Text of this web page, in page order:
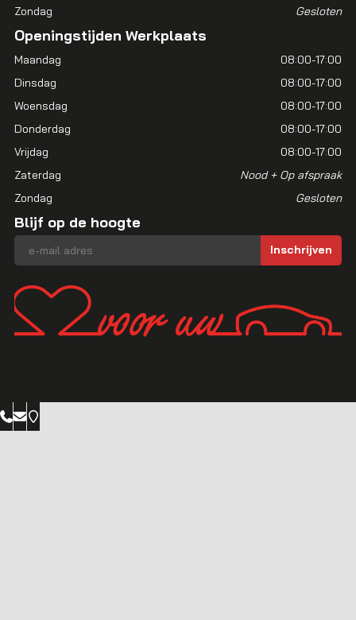
Zondag
Gesloten
Openingstijden Werkplaats
Maandag
08:00-17:00
Dinsdag
08:00-17:00
Woensdag
08:00-17:00
Donderdag
08:00-17:00
Vrijdag
08:00-17:00
Zaterdag
Nood + Op afspraak
Zondag
Gesloten
Blijf op de hoogte
E-mailadres